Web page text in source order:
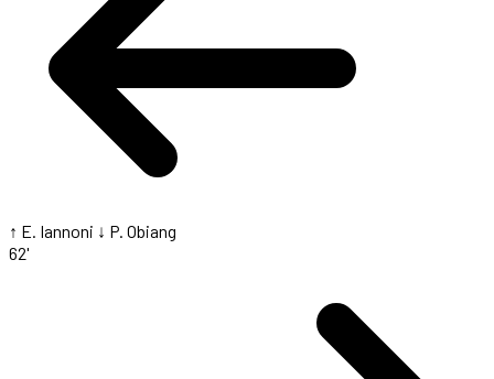
↑ E. Iannoni ↓ P. Obiang
62'